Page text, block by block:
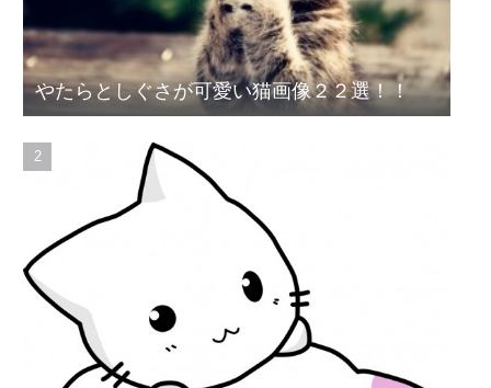
やたらとしぐさが可愛い猫画像２２選！！